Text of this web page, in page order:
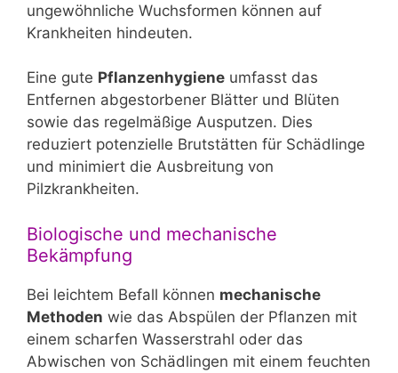
ungewöhnliche Wuchsformen können auf
Krankheiten hindeuten.
Eine gute Pflanzenhygiene umfasst das
Entfernen abgestorbener Blätter und Blüten
sowie das regelmäßige Ausputzen. Dies
reduziert potenzielle Brutstätten für Schädlinge
und minimiert die Ausbreitung von
Pilzkrankheiten.
Biologische und mechanische
Bekämpfung
Bei leichtem Befall können mechanische
Methoden wie das Abspülen der Pflanzen mit
einem scharfen Wasserstrahl oder das
Abwischen von Schädlingen mit einem feuchten